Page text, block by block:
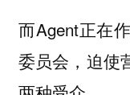
而Agent正在
委员会，迫使